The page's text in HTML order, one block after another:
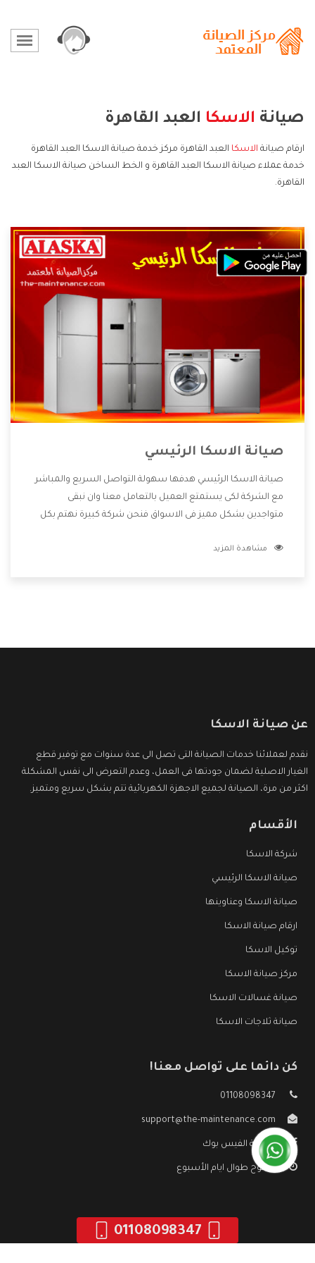
صيانة الاسكا العبد القاهرة
ارقام صيانة الاسكا العبد القاهرة مركز خدمة صيانة الاسكا العبد القاهرة
خدمة عملاء صيانة الاسكا العبد القاهرة و الخط الساخن صيانة الاسكا العبد
القاهرة.
صيانة الاسكا الرئيسي
صيانة الاسكا الرئيسي هدفها سهولة التواصل السريع والمباشر
مع الشركة لكى يستمتع العميل بالتعامل معنا وان نبقى
متواجدين بشكل مميز فى الاسواق فنحن شركة كبيرة نهتم بكل
الشركة بها والتى تكون منها خدمة الصيانة التى تكون من أهم
مشاهدة المزيد
عن صيانة الاسكا
نقدم لعملائنا خدمات الصيانة التى تصل الى عدة سنوات مع توفير قطع
الغيار الاصلية لضمان جودتها فى العمل، وعدم التعرض الى نفس المشكلة
اكثر من مرة، الصيانة لجميع الاجهزة الكهربائية تتم بشكل سريع ومتميز.
الأقسام
شركة الاسكا
صيانة الاسكا الرئيسي
صيانة الاسكا وعناوينها
ارقام صيانة الاسكا
توكيل الاسكا
مركز صيانة الاسكا
صيانة غسالات الاسكا
صيانة ثلاجات الاسكا
كن دائما على تواصل معنا!
01108098347
support@the-maintenance.com
صفحة الفيس بوك
مفتوح طوال ايام الأسبوع
01108098347